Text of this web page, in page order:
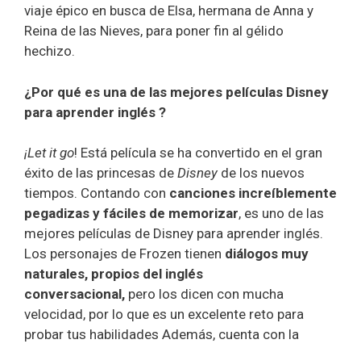
viaje épico en busca de Elsa, hermana de Anna y
Reina de las Nieves, para poner fin al gélido
hechizo.
¿Por qué es una de las mejores películas Disney
para aprender inglés ?
¡Let it go! Está película se ha convertido en el gran
éxito de las princesas de Disney de los nuevos
tiempos. Contando con canciones increíblemente
pegadizas y fáciles de memorizar, es uno de las
mejores películas de Disney para aprender inglés.
Los personajes de Frozen tienen diálogos muy
naturales, propios del inglés
conversacional, pero los dicen con mucha
velocidad, por lo que es un excelente reto para
probar tus habilidades Además, cuenta con la